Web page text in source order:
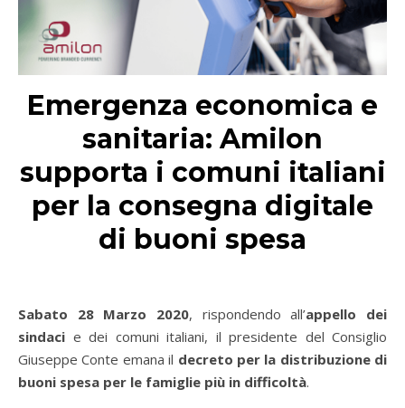
Emergenza economica e
sanitaria: Amilon
supporta i comuni italiani
per la consegna digitale
di buoni spesa
Sabato 28 Marzo 2020, rispondendo all’appello dei
sindaci e dei comuni italiani, il presidente del Consiglio
Giuseppe Conte emana il decreto per la distribuzione di
buoni spesa per le famiglie più in difficoltà.